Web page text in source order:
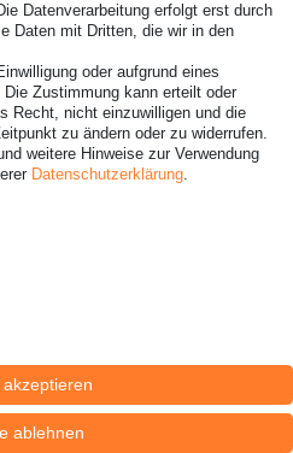
vorbehalten. - Alle Rechte
gesetzl. 19% MwSt. |
| *Gilt für Lieferungen nach
Datenverarbeitung erfolgt erst durch
Daten mit Dritten, die wir in den
oder aufgrund eines
Zustimmung kann erteilt oder
Recht, nicht einzuwilligen und die
zu ändern oder zu widerrufen.
weitere Hinweise zur Verwendung
Daten­schutz­erklärung.
akzeptieren
ablehnen